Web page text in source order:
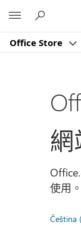
Office Store
網
使用
Čeština